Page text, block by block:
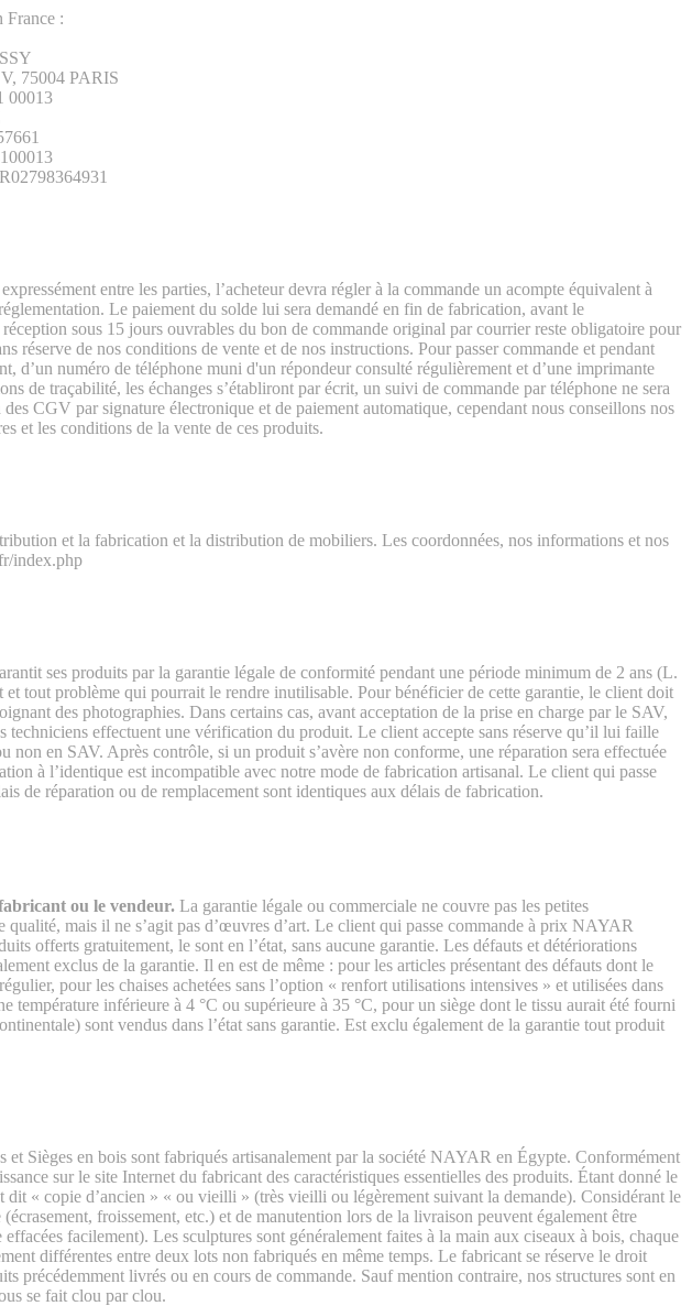
France :
75004 PARIS
00013
entre les parties, l’acheteur devra régler à la commande un acompte équivalent à
Le paiement du solde lui sera demandé en fin de fabrication, avant le
sous 15 jours ouvrables du bon de commande original par courrier reste obligatoire pour
réserve de nos conditions de vente et de nos instructions. Pour passer commande et pendant
d’un numéro de téléphone muni d'un répondeur consulté régulièrement et d’une imprimante
de traçabilité, les échanges s’établiront par écrit, un suivi de commande par téléphone ne sera
CGV par signature électronique et de paiement automatique, cependant nous conseillons nos
et les conditions de la vente de ces produits.
et la fabrication et la distribution de mobiliers. Les coordonnées, nos informations et nos
index.php
ses produits par la garantie légale de conformité pendant une période minimum de 2 ans (L.
tout problème qui pourrait le rendre inutilisable. Pour bénéficier de cette garantie, le client doit
des photographies. Dans certains cas, avant acceptation de la prise en charge par le SAV,
techniciens effectuent une vérification du produit. Le client accepte sans réserve qu’il lui faille
en SAV. Après contrôle, si un produit s’avère non conforme, une réparation sera effectuée
à l’identique est incompatible avec notre mode de fabrication artisanal. Le client qui passe
de réparation ou de remplacement sont identiques aux délais de fabrication.
ou le vendeur. La garantie légale ou commerciale ne couvre pas les petites
mais il ne s’agit pas d’œuvres d’art. Le client qui passe commande à prix NAYAR
offerts gratuitement, le sont en l’état, sans aucune garantie. Les défauts et détériorations
exclus de la garantie. Il en est de même : pour les articles présentant des défauts dont le
pour les chaises achetées sans l’option « renfort utilisations intensives » et utilisées dans
inférieure à 4 °C ou supérieure à 35 °C, pour un siège dont le tissu aurait été fourni
sont vendus dans l’état sans garantie. Est exclu également de la garantie tout produit
et Sièges en bois sont fabriqués artisanalement par la société NAYAR en Égypte. Conformément
sur le site Internet du fabricant des caractéristiques essentielles des produits. Étant donné le
« copie d’ancien » « ou vieilli » (très vieilli ou légèrement suivant la demande). Considérant le
froissement, etc.) et de manutention lors de la livraison peuvent également être
facilement). Les sculptures sont généralement faites à la main aux ciseaux à bois, chaque
différentes entre deux lots non fabriqués en même temps. Le fabricant se réserve le droit
livrés ou en cours de commande. Sauf mention contraire, nos structures sont en
se fait clou par clou.